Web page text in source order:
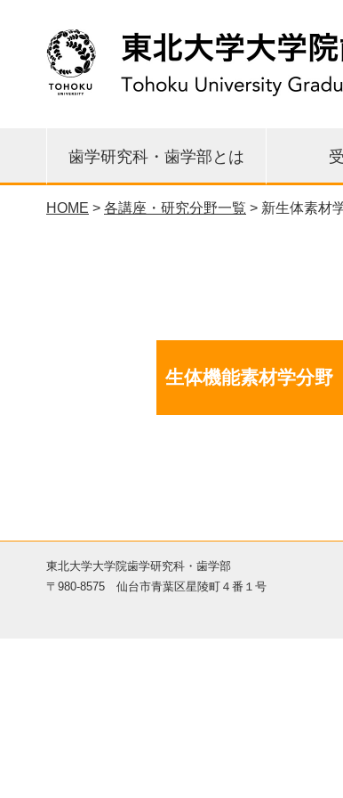
歯学研究科・歯学部とは
研究科長・学部長挨拶
教育理念・目標・沿革
研究の特徴
歯学部歯学科
大学院修士課程
大学院博士課程
各講座・研究分野一覧
歯学イノベーション
環境歯学研究センター
先端再生医学研究センター
臨床疫学統計支援室
URA室
国際交流
各種広報誌
公開情報
東日本大震災 関連情報
相談窓口
HOME > 各講座・研究分野一覧 > 新生体素材
生体機能素材学分野
東北大学大学院歯学研究科・歯学部
〒980-8575 仙台市青葉区星陵町４番１号